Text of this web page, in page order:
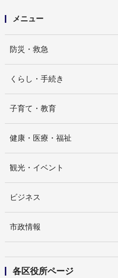
メニュー
防災・救急
くらし・手続き
子育て・教育
健康・医療・福祉
観光・イベント
ビジネス
市政情報
各区役所ページ